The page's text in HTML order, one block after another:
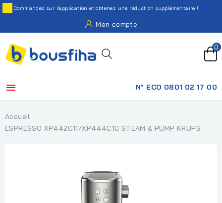
Commandez sur l'application et obtenez une réduction supplémentaire !
Mon compte
0
 N° ECO 0801 02 17 00
Accueil
ESPRESSO XP442C11/XP444C10 STEAM & PUMP KRUPS